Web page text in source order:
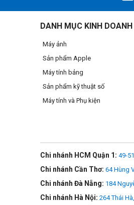
>>> Xem thêm
TÍNH NĂNG NỔI BẬT
- Khẩu độ tối đa f/1.2 sáng
Ultra-Low
- Động cơ lấy nét tự động
không gây ồn, bên cạnh
- Một vòng điều khiển tùy
DANH MỤC KINH DOANH
Máy ảnh
Sản phẩm Apple
Máy tính bảng
Sản phẩm kỹ thuật số
Máy tính và Phụ kiện
Chi nhánh HCM Quận 1: 49-
Chi nhánh Cần Thơ: 64 Hùng
Chi nhánh Đà Nẵng: 184
Chi nhánh Hà Nội: 264 Thái